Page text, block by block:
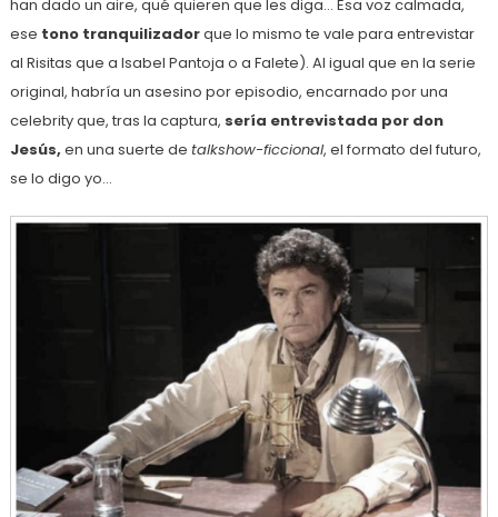
han dado un aire, qué quieren que les diga… Esa voz calmada,
ese tono tranquilizadorque lo mismo te vale para entrevistar
al Risitas que a Isabel Pantoja o a Falete). Al igual que en la serie
original, habría un asesino por episodio, encarnado por una
celebrity que, tras la captura, sería entrevistada por don
Jesús, en una suerte de talkshow-ficcional, el formato del futuro,
se lo digo yo…